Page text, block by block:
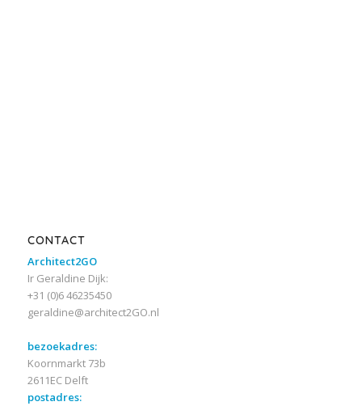
CONTACT
Architect2GO
Ir Geraldine Dijk:
+31 (0)6 46235450
geraldine@architect2GO.nl
bezoekadres:
Koornmarkt 73b
2611EC Delft
postadres: